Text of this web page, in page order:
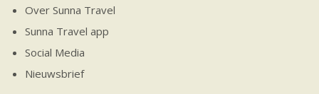
Over Sunna Travel
Sunna Travel app
Social Media
Nieuwsbrief